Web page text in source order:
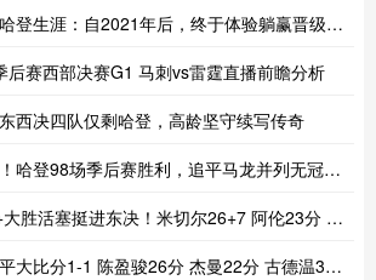
登生涯：自2021年后，终于体验躺赢晋级滋味
后赛西部决赛G1 马刺vs雷霆直播前瞻分析
西决四队仅剩哈登，高龄坚守续写传奇
98场季后赛胜利，追平马龙并列无冠球员历史第一
挺进东决！米切尔26+7 阿伦23分 梅里尔23分 詹金斯17分
大比分1-1 陈盈骏26分 杰曼22分 古德温32分